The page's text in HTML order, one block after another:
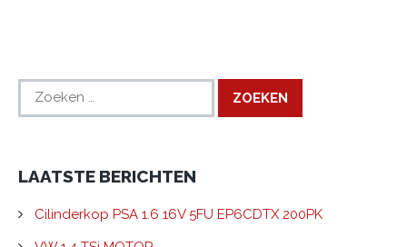
Zoeken
naar:
LAATSTE BERICHTEN
Cilinderkop PSA 1.6 16V 5FU EP6CDTX 200PK